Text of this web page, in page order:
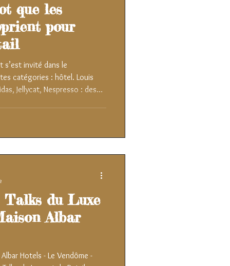
que les
pour
s’est invité dans le
catégories : hôtel. Louis
Jellycat, Nespresso : des
qui n’ont plus rien à
Talks du Luxe
Albar
Hotels - Le Vendôme -